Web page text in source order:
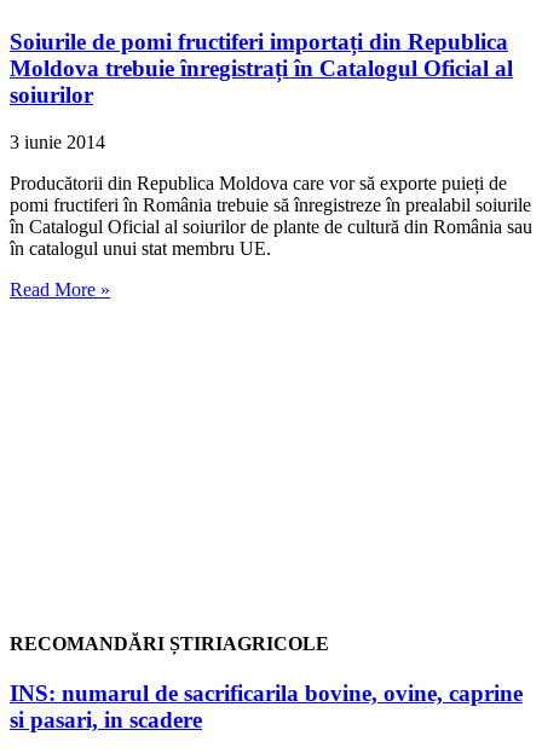
Soiurile de pomi fructiferi importați din Republica
Moldova trebuie înregistrați în Catalogul Oficial al
soiurilor
3 iunie 2014
Producătorii din Republica Moldova care vor să exporte puieți de
pomi fructiferi în România trebuie să înregistreze în prealabil soiurile
în Catalogul Oficial al soiurilor de plante de cultură din România sau
în catalogul unui stat membru UE.
Read More »
RECOMANDĂRI ȘTIRIAGRICOLE
INS: numarul de sacrificarila bovine, ovine, caprine
si pasari, in scadere